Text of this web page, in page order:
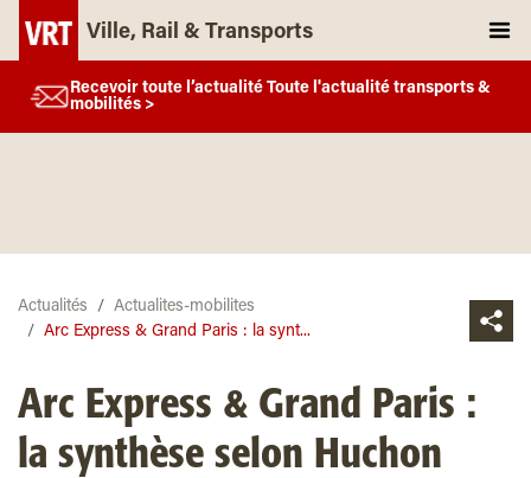
Ville, Rail & Transports
Recevoir toute l’actualité Toute l'actualité transports &
mobilités >
Actualités
Actualites-mobilites
Arc Express & Grand Paris : la synt...
Arc Express & Grand Paris :
la synthèse selon Huchon